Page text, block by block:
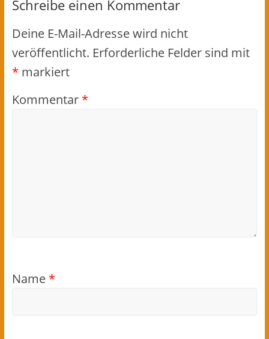
Schreibe einen Kommentar
Deine E-Mail-Adresse wird nicht
veröffentlicht. Erforderliche Felder sind mit
* markiert
Kommentar *
Name *